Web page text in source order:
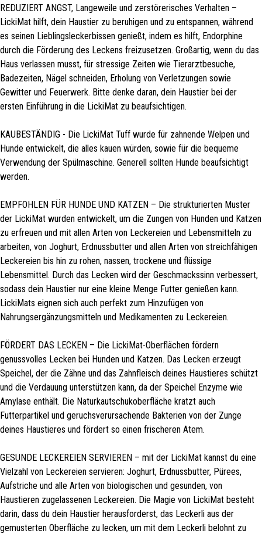
REDUZIERT ANGST, Langeweile und zerstörerisches Verhalten –
LickiMat hilft, dein Haustier zu beruhigen und zu entspannen, während
es seinen Lieblingsleckerbissen genießt, indem es hilft, Endorphine
durch die Förderung des Leckens freizusetzen. Großartig, wenn du das
Haus verlassen musst, für stressige Zeiten wie Tierarztbesuche,
Badezeiten, Nägel schneiden, Erholung von Verletzungen sowie
Gewitter und Feuerwerk. Bitte denke daran, dein Haustier bei der
ersten Einführung in die LickiMat zu beaufsichtigen.
KAUBESTÄNDIG - Die LickiMat Tuff wurde für zahnende Welpen und
Hunde entwickelt, die alles kauen würden, sowie für die bequeme
Verwendung der Spülmaschine. Generell sollten Hunde beaufsichtigt
werden.
EMPFOHLEN FÜR HUNDE UND KATZEN – Die strukturierten Muster
der LickiMat wurden entwickelt, um die Zungen von Hunden und Katzen
zu erfreuen und mit allen Arten von Leckereien und Lebensmitteln zu
arbeiten, von Joghurt, Erdnussbutter und allen Arten von streichfähigen
Leckereien bis hin zu rohen, nassen, trockene und flüssige
Lebensmittel. Durch das Lecken wird der Geschmackssinn verbessert,
sodass dein Haustier nur eine kleine Menge Futter genießen kann.
LickiMats eignen sich auch perfekt zum Hinzufügen von
Nahrungsergänzungsmitteln und Medikamenten zu Leckereien.
FÖRDERT DAS LECKEN – Die LickiMat-Oberflächen fördern
genussvolles Lecken bei Hunden und Katzen. Das Lecken erzeugt
Speichel, der die Zähne und das Zahnfleisch deines Haustieres schützt
und die Verdauung unterstützen kann, da der Speichel Enzyme wie
Amylase enthält. Die Naturkautschukoberfläche kratzt auch
Futterpartikel und geruchsverursachende Bakterien von der Zunge
deines Haustieres und fördert so einen frischeren Atem.
GESUNDE LECKEREIEN SERVIEREN – mit der LickiMat kannst du eine
Vielzahl von Leckereien servieren: Joghurt, Erdnussbutter, Pürees,
Aufstriche und alle Arten von biologischen und gesunden, von
Haustieren zugelassenen Leckereien. Die Magie von LickiMat besteht
darin, dass du dein Haustier herausforderst, das Leckerli aus der
gemusterten Oberfläche zu lecken, um mit dem Leckerli belohnt zu